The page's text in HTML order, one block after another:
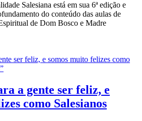
Salesiana está em sua 6ª edição e
do conteúdo das aulas de
de Dom Bosco e Madre
a gente ser feliz, e
como Salesianos